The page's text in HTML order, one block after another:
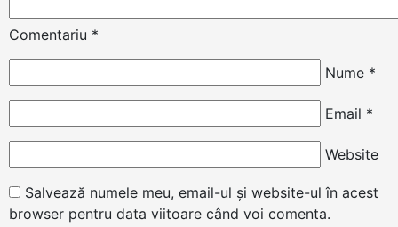
Comentariu *
Nume *
Email *
Website
Salvează numele meu, email-ul și website-ul în acest
browser pentru data viitoare când voi comenta.